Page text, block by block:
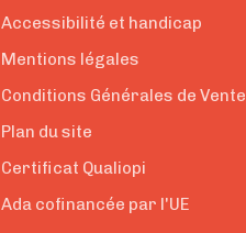
Accessibilité et handicap
Mentions légales
Conditions Générales de Vente
Plan du site
Certificat Qualiopi
Ada cofinancée par l'UE